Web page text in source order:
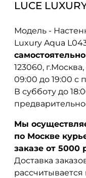
LUCE
Модель -
Luxury Aqua
123060,
09:00 до 19:00 с
В субботу до
Мы
по Москве
заказе от 5000
Доставка